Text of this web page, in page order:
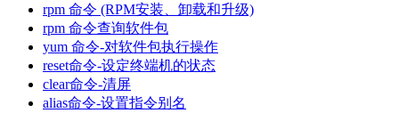
rpm 命令 (RPM安装、卸载和升级)
rpm 命令查询软件包
yum 命令-对软件包执行操作
reset命令-设定终端机的状态
clear命令-清屏
alias命令-设置指令别名